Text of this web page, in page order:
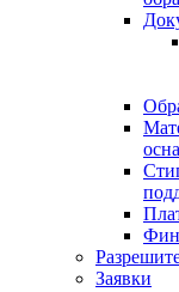
Заявки